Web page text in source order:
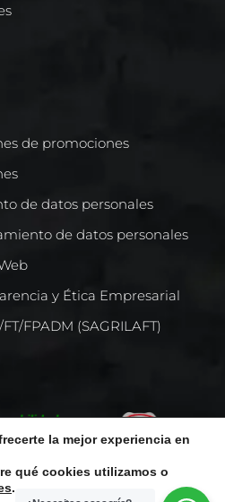
de promociones
de datos personales
de datos personales
y Ética Empresarial
FPADM (SAGRILAFT)
la mejor experiencia en
qué cookies utilizamos o
.